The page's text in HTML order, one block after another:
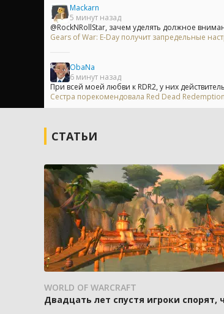
Mackarn
5 минут назад
@RockNRollStar, зачем уделять должное
Gears of War: E-Day получит запредельные
ObaNa
6 минут назад
При всей моей любви к RDR2, у них
Сестра порекомендовала Red Dead
СТАТЬИ
WORLD OF WARCRAFT
Двадцать лет спустя игроки